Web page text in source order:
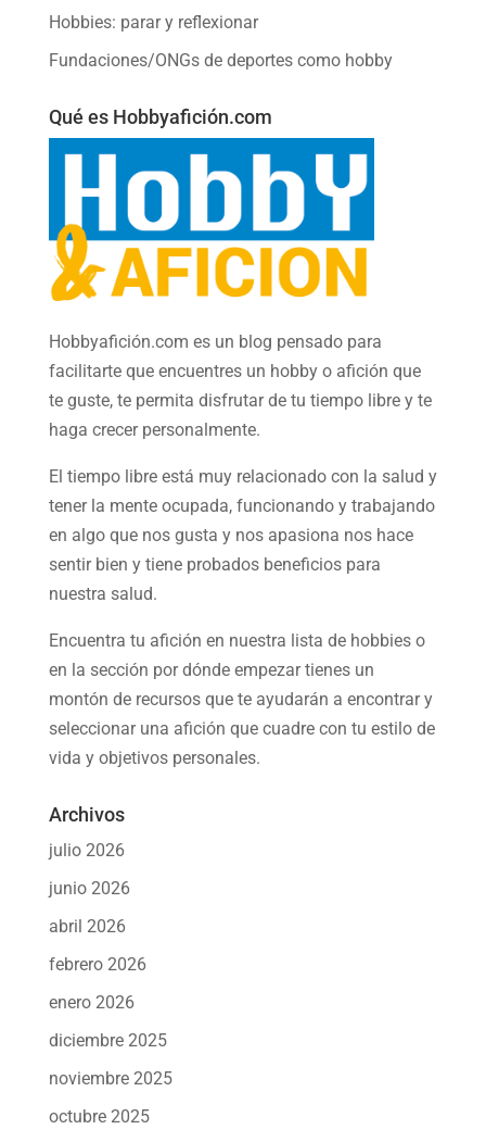
Hobbies: parar y reflexionar
Fundaciones/ONGs de deportes como hobby
Qué es Hobbyafición.com
Hobbyafición.com es un blog pensado para
facilitarte que encuentres un hobby o afición que
te guste, te permita disfrutar de tu tiempo libre y te
haga crecer personalmente.
El tiempo libre está muy relacionado con la salud y
tener la mente ocupada, funcionando y trabajando
en algo que nos gusta y nos apasiona nos hace
sentir bien y tiene probados beneficios para
nuestra salud.
Encuentra tu afición en nuestra lista de hobbieso
en la sección por dónde empezar tienes un
montón de recursos que te ayudarán a encontrar y
seleccionar una afición que cuadre con tu estilo de
vida y objetivos personales.
Archivos
julio 2026
junio 2026
abril 2026
febrero 2026
enero 2026
diciembre 2025
noviembre 2025
octubre 2025